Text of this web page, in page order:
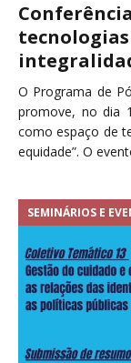
O Programa de
promove, no dia
como espaço de
equidade”. O
SEMINÁRIOS E